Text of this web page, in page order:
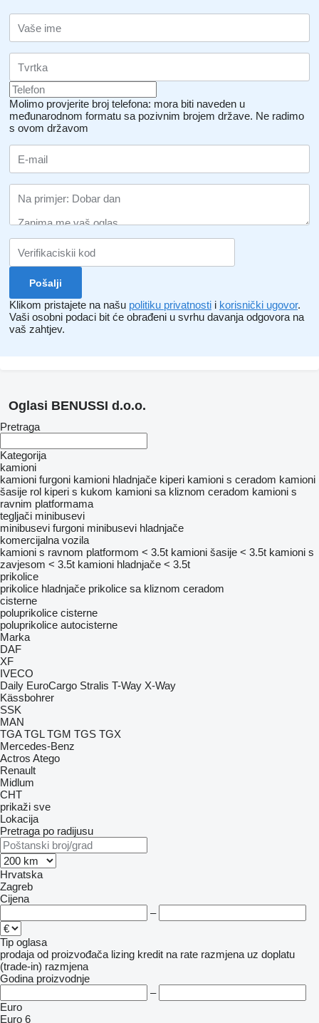
Molimo provjerite broj telefona: mora biti naveden u
međunarodnom formatu sa pozivnim brojem države. Ne radimo
s ovom državom
Klikom pristajete na našu politiku privatnosti i korisnički ugovor.
Vaši osobni podaci bit će obrađeni u svrhu davanja odgovora na
vaš zahtjev.
Oglasi BENUSSI d.o.o.
Pretraga
Kategorija
kamioni
kamioni furgoni kamioni hladnjače kiperi kamioni s ceradom kamioni
šasije rol kiperi s kukom kamioni sa kliznom ceradom kamioni s
ravnim platformama
tegljači minibusevi
minibusevi furgoni minibusevi hladnjače
komercijalna vozila
kamioni s ravnom platformom < 3.5t kamioni šasije < 3.5t kamioni s
zavjesom < 3.5t kamioni hladnjače < 3.5t
prikolice
prikolice hladnjače prikolice sa kliznom ceradom
cisterne
poluprikolice cisterne
poluprikolice autocisterne
Marka
DAF
XF
IVECO
Daily EuroCargo Stralis T-Way X-Way
Kässbohrer
SSK
MAN
TGA TGL TGM TGS TGX
Mercedes-Benz
Actros Atego
Renault
Midlum
CHT
prikaži sve
Lokacija
Pretraga po radijusu
Hrvatska
Zagreb
Cijena
–
Tip oglasa
prodaja od proizvođača lizing kredit na rate razmjena uz doplatu
(trade-in) razmjena
Godina proizvodnje
–
Euro
Euro 6